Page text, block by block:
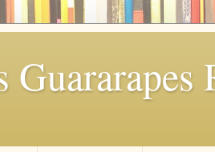
Guararapes